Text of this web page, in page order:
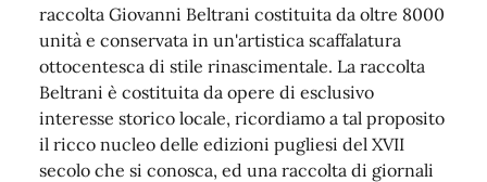
raccolta Giovanni Beltrani costituita da oltre 8000
unità e conservata in un'artistica scaffalatura
ottocentesca di stile rinascimentale. La raccolta
Beltrani è costituita da opere di esclusivo
interesse storico locale, ricordiamo a tal proposito
il ricco nucleo delle edizioni pugliesi del XVII
secolo che si conosca, ed una raccolta di giornali